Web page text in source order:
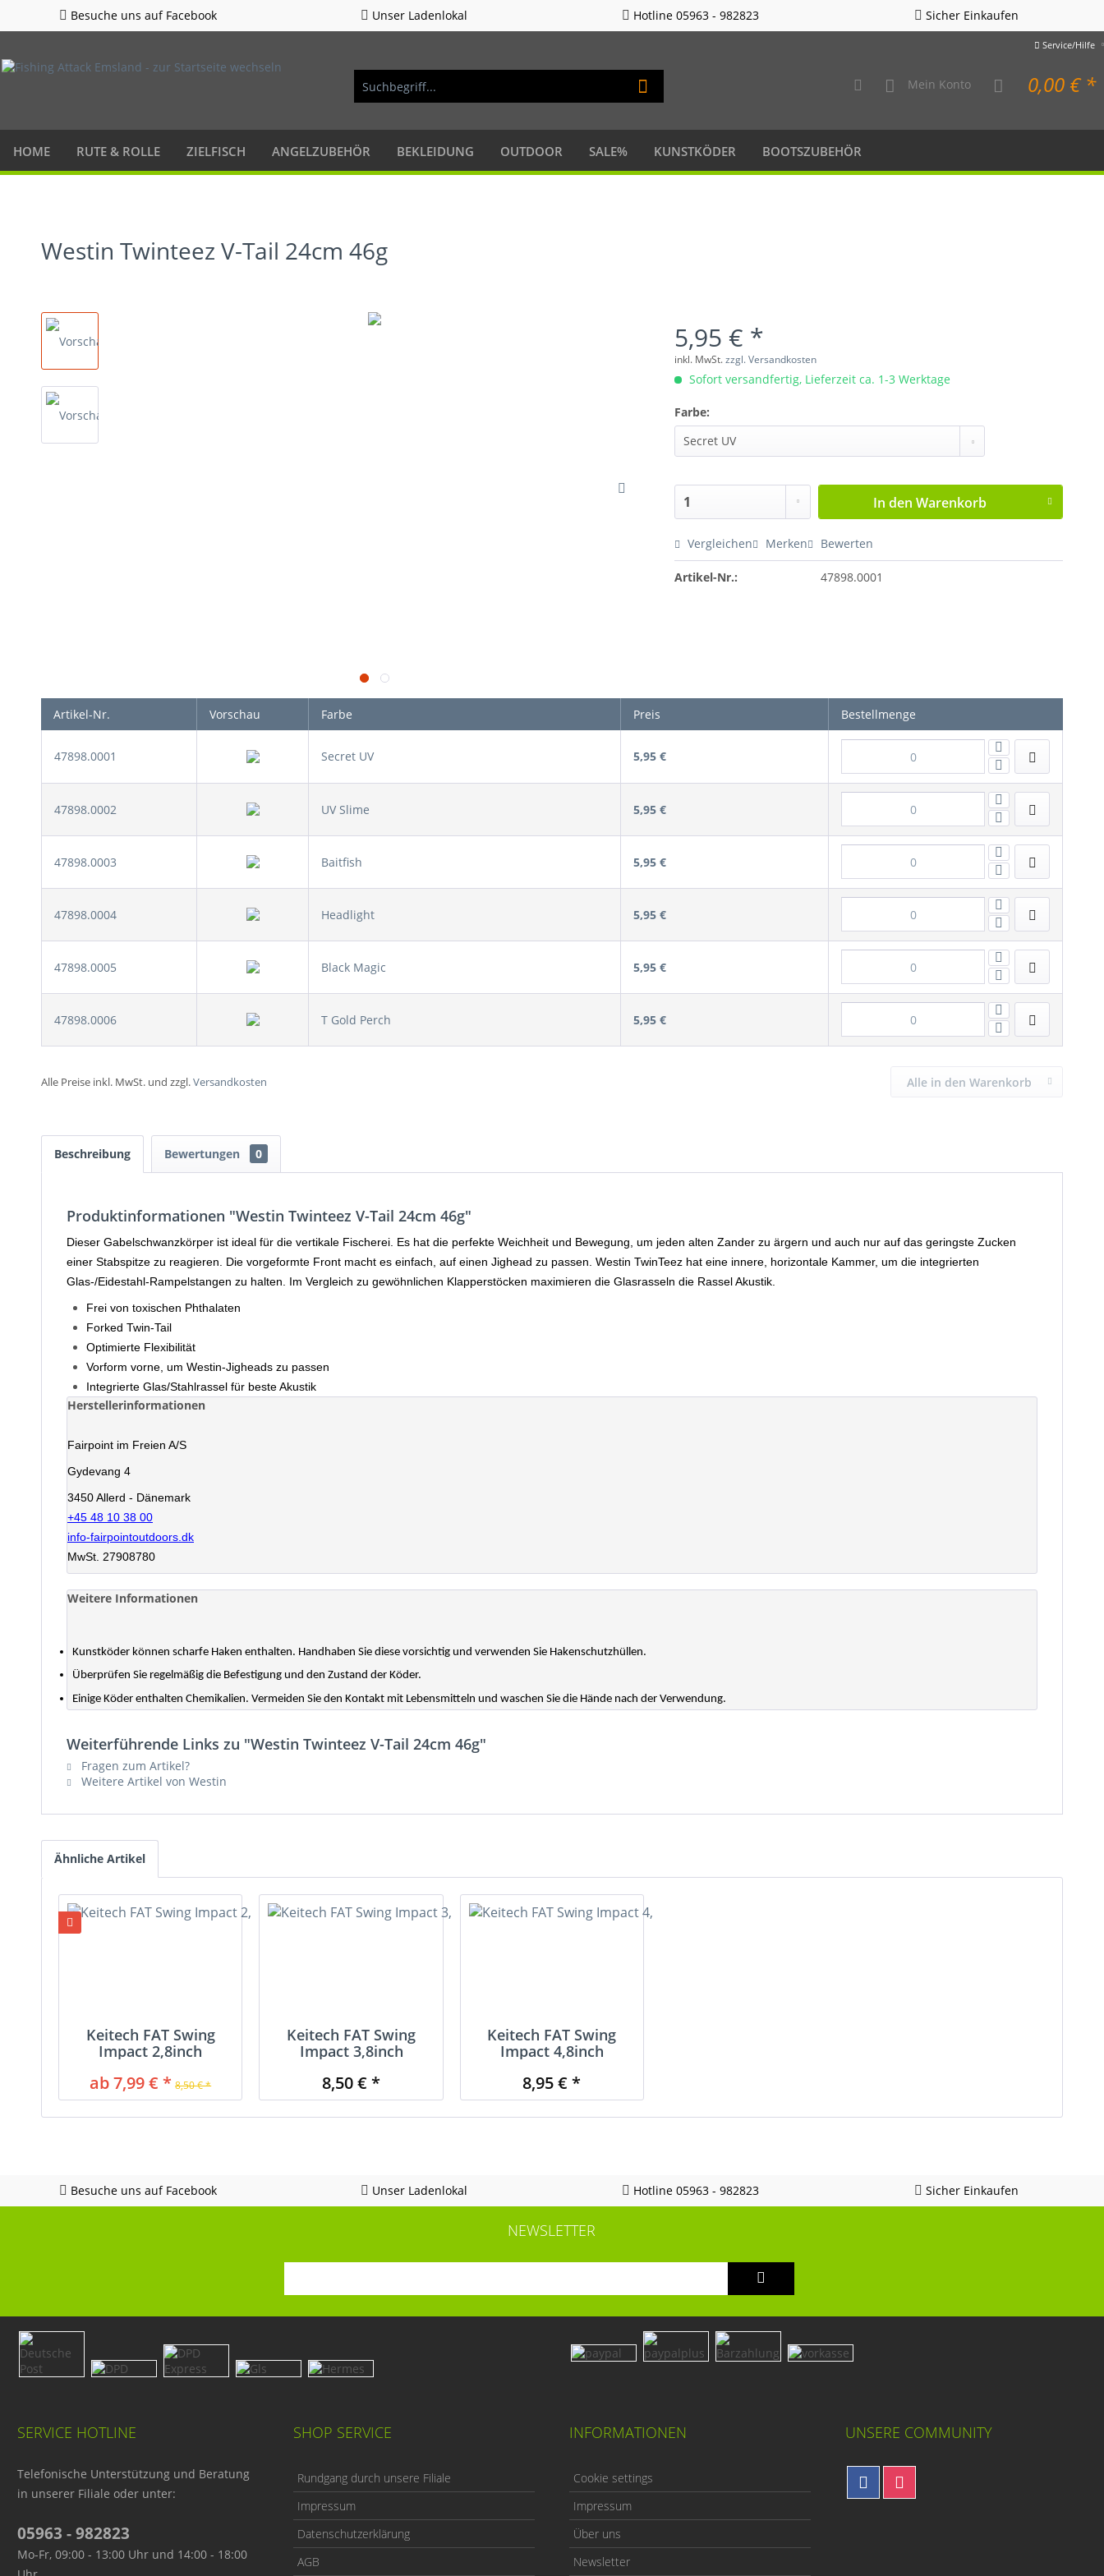
Besuche uns auf Facebook Unser Ladenlokal Hotline 05963 - 982823 Sicher Einkaufen
Service/Hilfe
Mein Konto 0,00 € *
HOME RUTE & ROLLE ZIELFISCH ANGELZUBEHÖR BEKLEIDUNG OUTDOOR SALE% KUNSTKÖDER BOOTSZUBEHÖR
Westin Twinteez V-Tail 24cm 46g
5,95 € *
inkl. MwSt.zzgl. Versandkosten
Sofort versandfertig, Lieferzeit ca. 1-3 Werktage
Farbe:
In den Warenkorb
Vergleichen Merken Bewerten
Artikel-Nr.: 47898.0001
Artikel-Nr. Vorschau Farbe Preis Bestellmenge
47898.0001 Secret UV 5,95 €
47898.0002 UV Slime 5,95 €
47898.0003 Baitfish 5,95 €
47898.0004 Headlight 5,95 €
47898.0005 Black Magic 5,95 €
47898.0006 T Gold Perch 5,95 €
Alle Preise inkl. MwSt. und zzgl.Versandkosten Alle in den Warenkorb
Beschreibung Bewertungen 0
Produktinformationen "Westin Twinteez V-Tail 24cm 46g"
Dieser Gabelschwanzkörper ist ideal für die vertikale Fischerei. Es hat die perfekte Weichheit und Bewegung, um jeden alten Zander zu ärgern und auch nur auf das geringste Zucken
einer Stabspitze zu reagieren. Die vorgeformte Front macht es einfach, auf einen Jighead zu passen. Westin TwinTeez hat eine innere, horizontale Kammer, um die integrierten
Glas-/Eidestahl-Rampelstangen zu halten. Im Vergleich zu gewöhnlichen Klapperstöcken maximieren die Glasrasseln die Rassel Akustik.
Frei von toxischen Phthalaten
Forked Twin-Tail
Optimierte Flexibilität
Vorform vorne, um Westin-Jigheads zu passen
Integrierte Glas/Stahlrassel für beste Akustik
Herstellerinformationen
Fairpoint im Freien A/S
Gydevang 4
3450 Allerd - Dänemark
+45 48 10 38 00
info-fairpointoutdoors.dk
MwSt. 27908780
Weitere Informationen
Kunstköder können scharfe Haken enthalten. Handhaben Sie diese vorsichtig und verwenden Sie Hakenschutzhüllen.
Überprüfen Sie regelmäßig die Befestigung und den Zustand der Köder.
Einige Köder enthalten Chemikalien. Vermeiden Sie den Kontakt mit Lebensmitteln und waschen Sie die Hände nach der Verwendung.
Weiterführende Links zu "Westin Twinteez V-Tail 24cm 46g"
Fragen zum Artikel?
Weitere Artikel von Westin
Ähnliche Artikel
Keitech FAT Swing
Impact 2,8inch
ab 7,99 € * 8,50 € *
Keitech FAT Swing
Impact 3,8inch
8,50 € *
Keitech FAT Swing
Impact 4,8inch
8,95 € *
Besuche uns auf Facebook Unser Ladenlokal Hotline 05963 - 982823 Sicher Einkaufen
NEWSLETTER
SERVICE HOTLINE
Telefonische Unterstützung und Beratung
in unserer Filiale oder unter:
05963 - 982823
Mo-Fr, 09:00 - 13:00 Uhr und 14:00 - 18:00
SHOP SERVICE
Rundgang durch unsere Filiale
Impressum
Datenschutzerklärung
AGB
INFORMATIONEN
Cookie settings
Impressum
Über uns
Newsletter
UNSERE COMMUNITY